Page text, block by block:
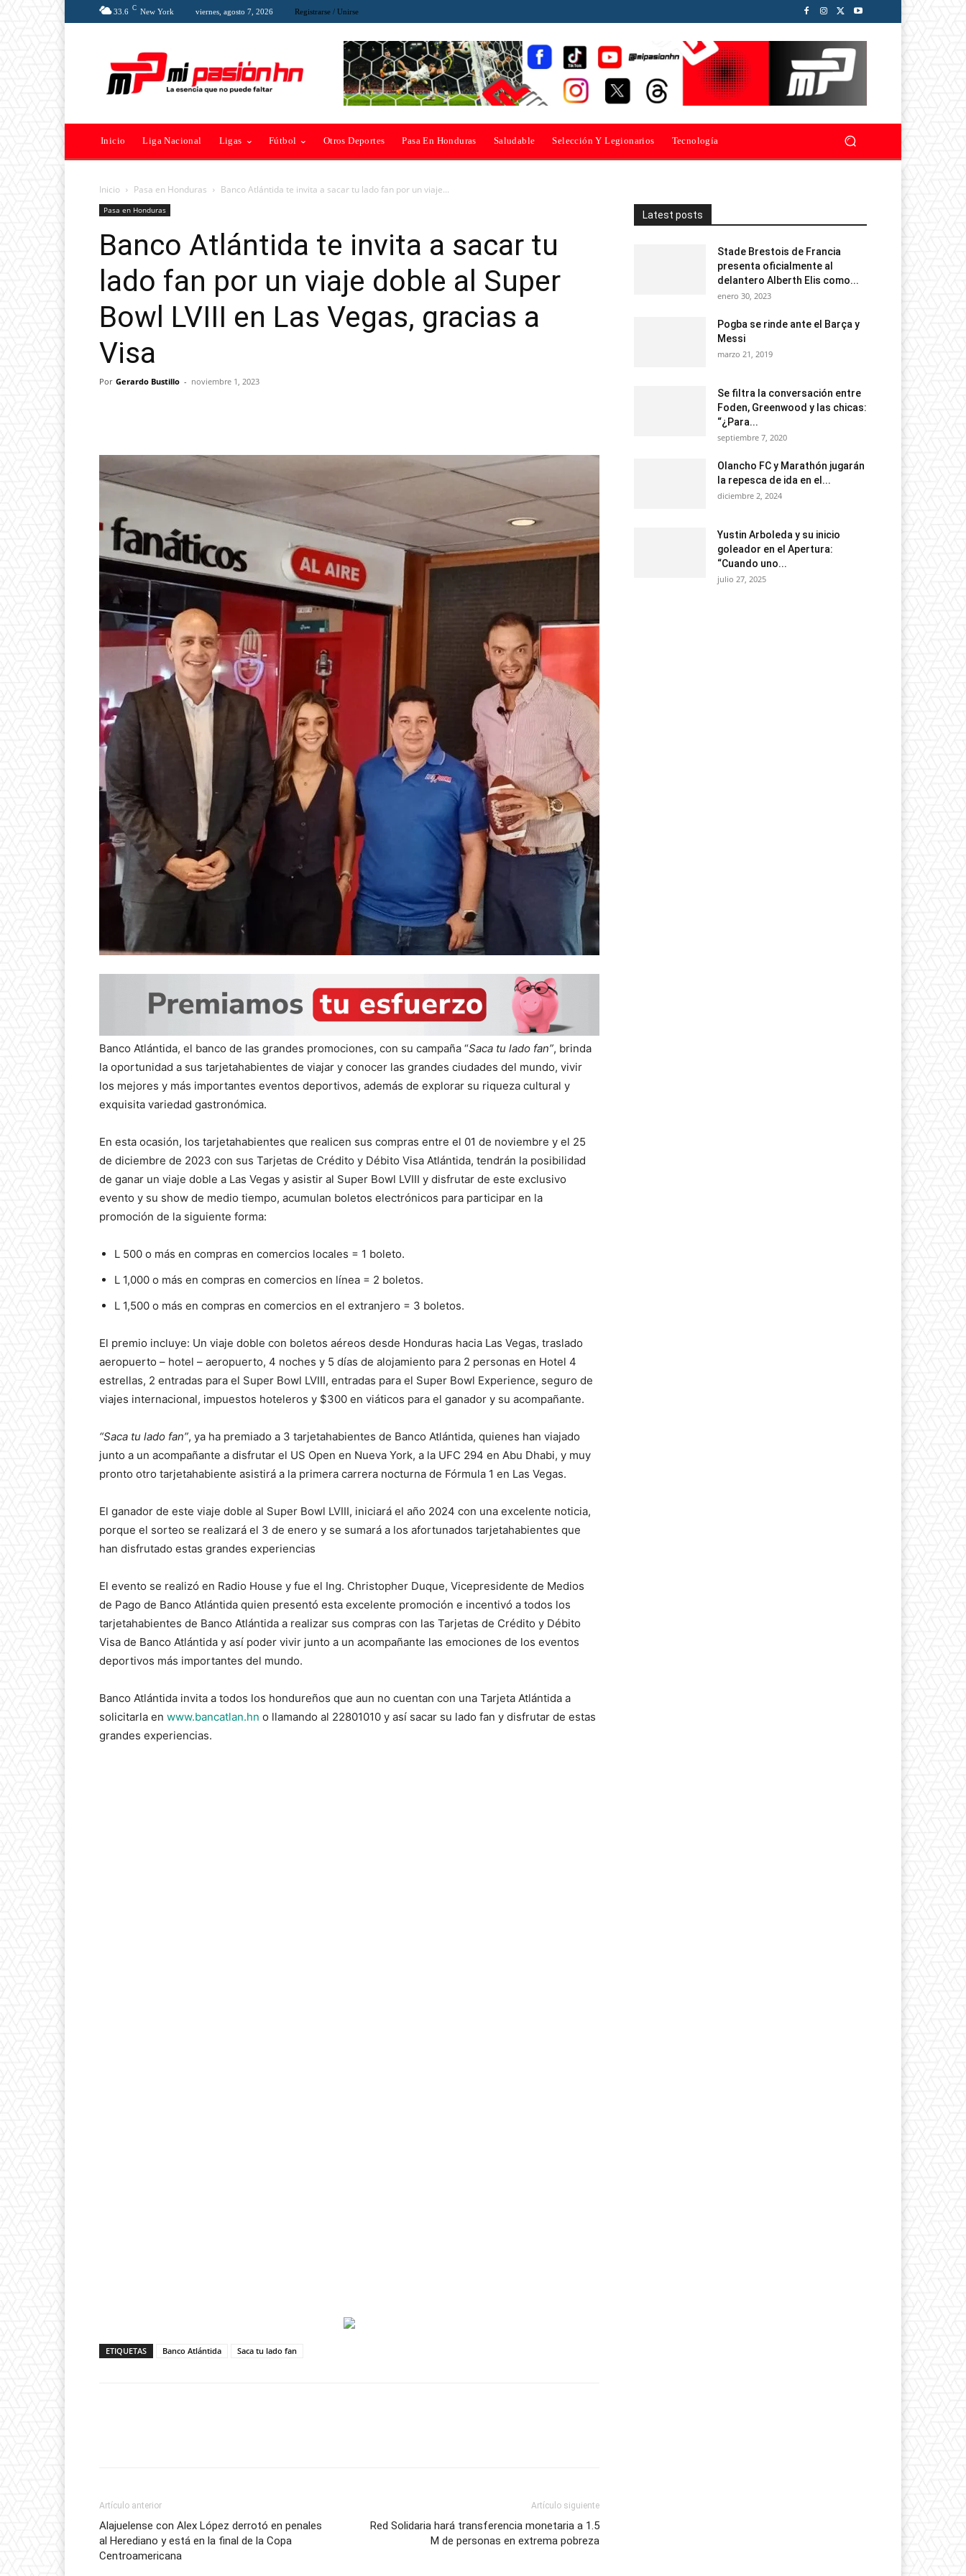
33.6 C New York viernes, agosto 7, 2026 Registrarse / Unirse
Inicio Liga Nacional Ligas Fútbol Otros Deportes Pasa En Honduras Saludable Selección Y Legionarios Tecnología
Inicio Pasa en Honduras Banco Atlántida te invita a sacar tu lado fan por un viaje...
Pasa en Honduras
Banco Atlántida te invita a sacar tu
lado fan por un viaje doble al Super
Bowl LVIII en Las Vegas, gracias a
Visa
Por Gerardo Bustillo - noviembre 1, 2023
Banco Atlántida, el banco de las grandes promociones, con su campaña “Saca tu lado fan”, brinda
la oportunidad a sus tarjetahabientes de viajar y conocer las grandes ciudades del mundo, vivir
los mejores y más importantes eventos deportivos, además de explorar su riqueza cultural y
exquisita variedad gastronómica.
En esta ocasión, los tarjetahabientes que realicen sus compras entre el 01 de noviembre y el 25
de diciembre de 2023 con sus Tarjetas de Crédito y Débito Visa Atlántida, tendrán la posibilidad
de ganar un viaje doble a Las Vegas y asistir al Super Bowl LVIII y disfrutar de este exclusivo
evento y su show de medio tiempo, acumulan boletos electrónicos para participar en la
promoción de la siguiente forma:
L 500 o más en compras en comercios locales = 1 boleto.
L 1,000 o más en compras en comercios en línea = 2 boletos.
L 1,500 o más en compras en comercios en el extranjero = 3 boletos.
El premio incluye: Un viaje doble con boletos aéreos desde Honduras hacia Las Vegas, traslado
aeropuerto – hotel – aeropuerto, 4 noches y 5 días de alojamiento para 2 personas en Hotel 4
estrellas, 2 entradas para el Super Bowl LVIII, entradas para el Super Bowl Experience, seguro de
viajes internacional, impuestos hoteleros y $300 en viáticos para el ganador y su acompañante.
“Saca tu lado fan”, ya ha premiado a 3 tarjetahabientes de Banco Atlántida, quienes han viajado
junto a un acompañante a disfrutar el US Open en Nueva York, a la UFC 294 en Abu Dhabi, y muy
pronto otro tarjetahabiente asistirá a la primera carrera nocturna de Fórmula 1 en Las Vegas.
El ganador de este viaje doble al Super Bowl LVIII, iniciará el año 2024 con una excelente noticia,
porque el sorteo se realizará el 3 de enero y se sumará a los afortunados tarjetahabientes que
han disfrutado estas grandes experiencias
El evento se realizó en Radio House y fue el Ing. Christopher Duque, Vicepresidente de Medios
de Pago de Banco Atlántida quien presentó esta excelente promoción e incentivó a todos los
tarjetahabientes de Banco Atlántida a realizar sus compras con las Tarjetas de Crédito y Débito
Visa de Banco Atlántida y así poder vivir junto a un acompañante las emociones de los eventos
deportivos más importantes del mundo.
Banco Atlántida invita a todos los hondureños que aun no cuentan con una Tarjeta Atlántida a
solicitarla en www.bancatlan.hn o llamando al 22801010 y así sacar su lado fan y disfrutar de estas
grandes experiencias.
ETIQUETAS Banco Atlántida Saca tu lado fan
Artículo anterior
Alajuelense con Alex López derrotó en penales
al Herediano y está en la final de la Copa
Centroamericana
Artículo siguiente
Red Solidaria hará transferencia monetaria a 1.5
M de personas en extrema pobreza
Latest posts
Stade Brestois de Francia
presenta oficialmente al
delantero Alberth Elis como...
enero 30, 2023
Pogba se rinde ante el Barça y
Messi
marzo 21, 2019
Se filtra la conversación entre
Foden, Greenwood y las chicas:
“¿Para...
septiembre 7, 2020
Olancho FC y Marathón jugarán
la repesca de ida en el...
diciembre 2, 2024
Yustin Arboleda y su inicio
goleador en el Apertura:
“Cuando uno...
julio 27, 2025